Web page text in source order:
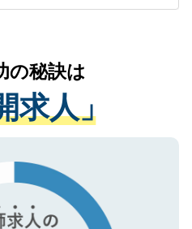
データはご本人の許可
扱いについての厳密な
事業者のみに付与され
ークを取得済みです。
てもご安心ください。
医療機関の状況や紹介
、適切なアドバイスを
。すぐにご転職をされ
なサポートが可能です
ください。
の秘訣は
求人」